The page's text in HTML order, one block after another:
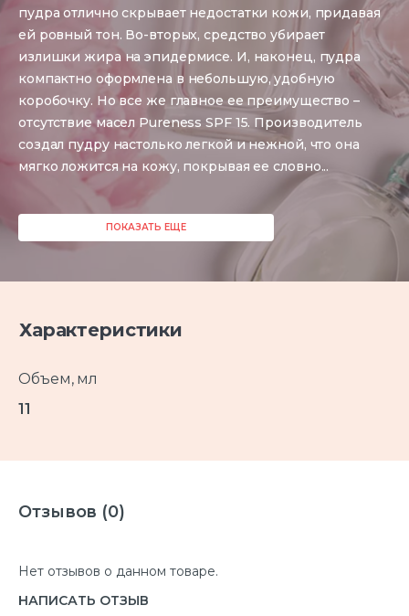
пудра отлично скрывает недостатки кожи, придавая
ей ровный тон. Во-вторых, средство убирает
излишки жира на эпидермисе. И, наконец, пудра
компактно оформлена в небольшую, удобную
коробочку. Но все же главное ее преимущество –
отсутствие масел Pureness SPF 15. Производитель
создал пудру настолько легкой и нежной, что она
мягко ложится на кожу, покрывая ее словно...
ПОКАЗАТЬ ЕЩЕ
Характеристики
Объем, мл
11
Отзывов (0)
Нет отзывов о данном товаре.
НАПИСАТЬ ОТЗЫВ